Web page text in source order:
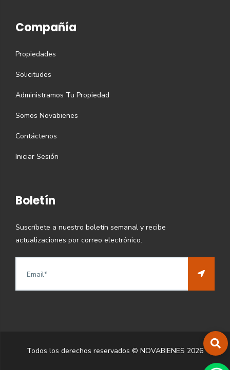
Compañía
Propiedades
Solicitudes
Administramos Tu Propiedad
Somos Novabienes
Contáctenos
Iniciar Sesión
Boletín
Suscríbete a nuestro boletín semanal y recibe
actualizaciones por correo electrónico.
Todos los derechos reservados © NOVABIENES 2026